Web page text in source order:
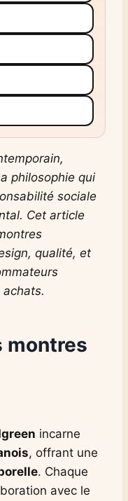
philosophie qui
sociale
Cet article
qualité, et
achats.
montres
incarne
, offrant une
. Chaque
avec le